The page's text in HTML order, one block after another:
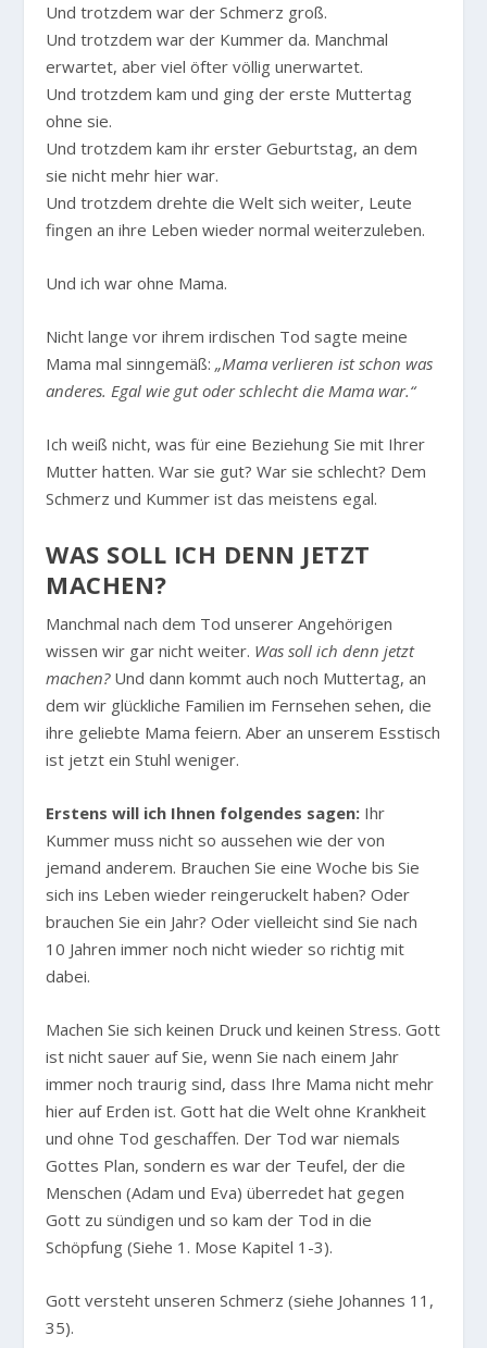
Und trotzdem war der Schmerz groß.
Und trotzdem war der Kummer da. Manchmal
erwartet, aber viel öfter völlig unerwartet.
Und trotzdem kam und ging der erste Muttertag
ohne sie.
Und trotzdem kam ihr erster Geburtstag, an dem
sie nicht mehr hier war.
Und trotzdem drehte die Welt sich weiter, Leute
fingen an ihre Leben wieder normal weiterzuleben.
Und ich war ohne Mama.
Nicht lange vor ihrem irdischen Tod sagte meine
Mama mal sinngemäß:„Mama verlieren ist schon was
anderes. Egal wie gut oder schlecht die Mama war.“
Ich weiß nicht, was für eine Beziehung Sie mit Ihrer
Mutter hatten. War sie gut? War sie schlecht? Dem
Schmerz und Kummer ist das meistens egal.
WAS SOLL ICH DENN JETZT
MACHEN?
Manchmal nach dem Tod unserer Angehörigen
wissen wir gar nicht weiter. Was soll ich denn jetzt
machen? Und dann kommt auch noch Muttertag, an
dem wir glückliche Familien im Fernsehen sehen, die
ihre geliebte Mama feiern. Aber an unserem Esstisch
ist jetzt ein Stuhl weniger.
Erstens will ich Ihnen folgendes sagen: Ihr
Kummer muss nicht so aussehen wie der von
jemand anderem. Brauchen Sie eine Woche bis Sie
sich ins Leben wieder reingeruckelt haben? Oder
brauchen Sie ein Jahr? Oder vielleicht sind Sie nach
10 Jahren immer noch nicht wieder so richtig mit
dabei.
Machen Sie sich keinen Druck und keinen Stress. Gott
ist nicht sauer auf Sie, wenn Sie nach einem Jahr
immer noch traurig sind, dass Ihre Mama nicht mehr
hier auf Erden ist. Gott hat die Welt ohne Krankheit
und ohne Tod geschaffen. Der Tod war niemals
Gottes Plan, sondern es war der Teufel, der die
Menschen (Adam und Eva) überredet hat gegen
Gott zu sündigen und so kam der Tod in die
Schöpfung (Siehe 1. Mose Kapitel 1-3).
Gott versteht unseren Schmerz (siehe Johannes 11,
35).